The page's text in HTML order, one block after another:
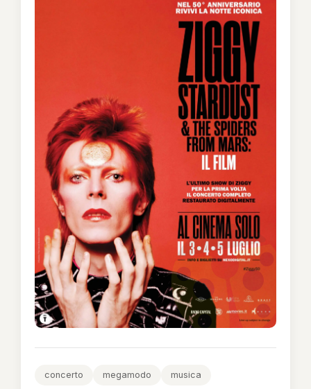
concerto megamodo musica